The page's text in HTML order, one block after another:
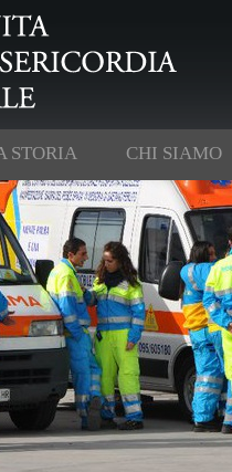
STORIA CHI SIAMO